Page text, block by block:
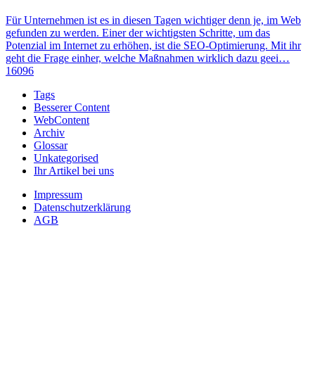
Für Unternehmen ist es in diesen Tagen wichtiger denn je, im Web
gefunden zu werden. Einer der wichtigsten Schritte, um das
Potenzial im Internet zu erhöhen, ist die SEO-Optimierung. Mit ihr
geht die Frage einher, welche Maßnahmen wirklich dazu geei…
16096
Tags
Besserer Content
WebContent
Archiv
Glossar
Unkategorised
Ihr Artikel bei uns
Impressum
Datenschutzerklärung
AGB